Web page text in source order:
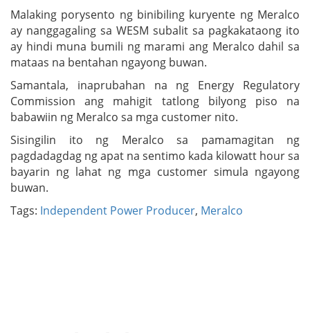
Malaking porysento ng binibiling kuryente ng Meralco
ay nanggagaling sa WESM subalit sa pagkakataong ito
ay hindi muna bumili ng marami ang Meralco dahil sa
mataas na bentahan ngayong buwan.
Samantala, inaprubahan na ng Energy Regulatory
Commission ang mahigit tatlong bilyong piso na
babawiin ng Meralco sa mga customer nito.
Sisingilin ito ng Meralco sa pamamagitan ng
pagdadagdag ng apat na sentimo kada kilowatt hour sa
bayarin ng lahat ng mga customer simula ngayong
buwan.
Tags: Independent Power Producer, Meralco